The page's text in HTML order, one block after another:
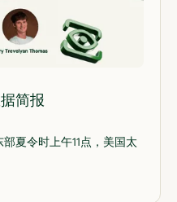
简报
夏令时上午11点，美国太